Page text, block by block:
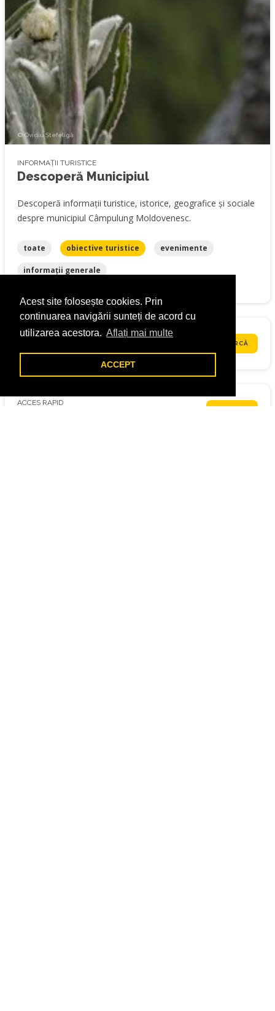
Acest site folosește cookies. Prin
continuarea navigării sunteți de acord cu
utilizarea acestora. Aflați mai multe
ACCEPT
© Ovidiu Ștefeligă
INFORMAȚII TURISTICE
Descoperă Municipiul
Descoperă informații turistice, istorice, geografice și sociale
despre municipiul Câmpulung Moldovenesc.
toate obiective turistice evenimente
informații generale
ACCES RAPID
Formulare ÎNCARCĂ
ACCES RAPID